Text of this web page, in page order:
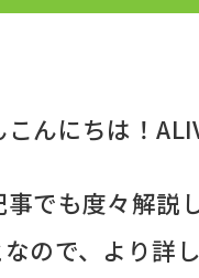
んにちは！
でも度々解説
ので、より詳